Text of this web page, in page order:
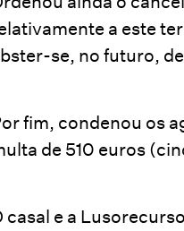
a este
se, no futuro,
fim, condenou os
de 510 euros
casal e a